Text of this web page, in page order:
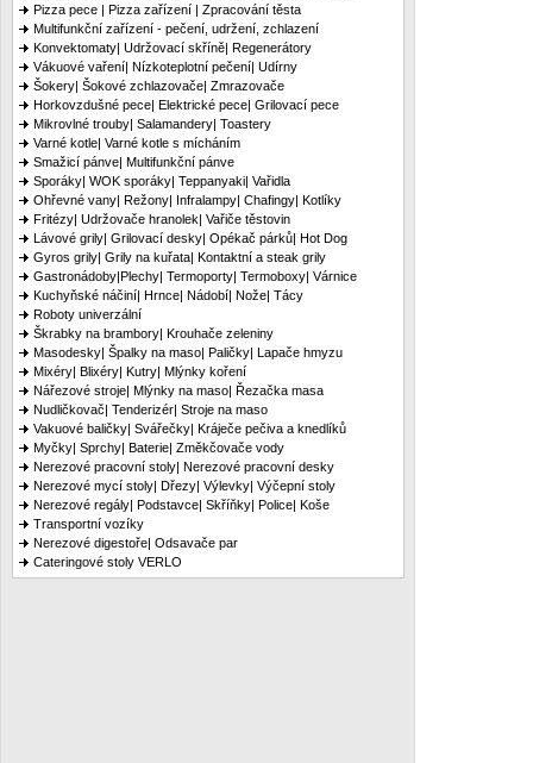
Pizza pece | Pizza zařízení | Zpracování těsta
Multifunkční zařízení - pečení, udržení, zchlazení
Konvektomaty| Udržovací skříně| Regenerátory
Vákuové vaření| Nízkoteplotní pečení| Udírny
Šokery| Šokové zchlazovače| Zmrazovače
Horkovzdušné pece| Elektrické pece| Grilovací pece
Mikrovlné trouby| Salamandery| Toastery
Varné kotle| Varné kotle s mícháním
Smažicí pánve| Multifunkční pánve
Sporáky| WOK sporáky| Teppanyaki| Vařidla
Ohřevné vany| Režony| Infralampy| Chafingy| Kotlíky
Fritézy| Udržovače hranolek| Vařiče těstovin
Lávové grily| Grilovací desky| Opékač párků| Hot Dog
Gyros grily| Grily na kuřata| Kontaktní a steak grily
Gastronádoby|Plechy| Termoporty| Termoboxy| Várnice
Kuchyňské náčiní| Hrnce| Nádobí| Nože| Tácy
Roboty univerzální
Škrabky na brambory| Krouhače zeleniny
Masodesky| Špalky na maso| Paličky| Lapače hmyzu
Mixéry| Blixéry| Kutry| Mlýnky koření
Nářezové stroje| Mlýnky na maso| Řezačka masa
Nudličkovač| Tenderizér| Stroje na maso
Vakuové baličky| Svářečky| Kráječe pečiva a knedlíků
Myčky| Sprchy| Baterie| Změkčovače vody
Nerezové pracovní stoly| Nerezové pracovní desky
Nerezové mycí stoly| Dřezy| Výlevky| Výčepní stoly
Nerezové regály| Podstavce| Skříňky| Police| Koše
Transportní vozíky
Nerezové digestoře| Odsavače par
Cateringové stoly VERLO